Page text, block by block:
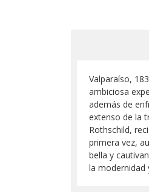
Valparaíso,
ambiciosa
además de
extenso de la
Rothschild,
primera vez,
bella y
la modernidad